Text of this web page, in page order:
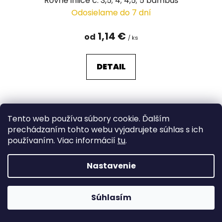
Tento web používa súbory cookie. Ďalším
prechádzaním tohto webu vyjadrujete súhlas s ich
používaním. Viac informácií tu.
Nastavenie
Súhlasím
Odosielame do 7 dní
od 1,14 € / ks
DETAIL